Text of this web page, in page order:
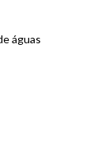
águas